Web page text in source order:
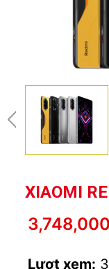
XIAOMI
Lượt xem: